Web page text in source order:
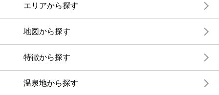
エリアから探す
地図から探す
特徴から探す
温泉地から探す